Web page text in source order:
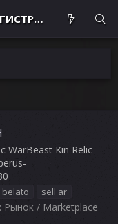
РЕГИСТРАЦИЯ
WarBeast Kin Relic
belato
sell ar
Рынок / Marketplace